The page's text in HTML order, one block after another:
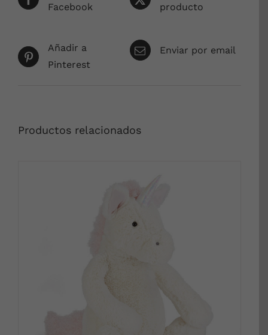
Facebook
producto
Añadir a
Pinterest
Enviar por email
Productos relacionados